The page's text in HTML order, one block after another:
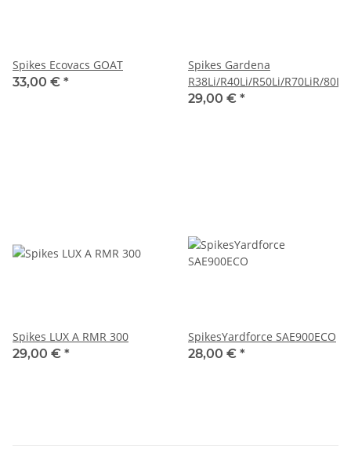
Spikes Ecovacs GOAT
33,00 € *
Spikes Gardena
R38Li/R40Li/R50Li/R70LiR/80Li
29,00 € *
Spikes LUX A RMR 300
29,00 € *
SpikesYardforce SAE900ECO
28,00 € *